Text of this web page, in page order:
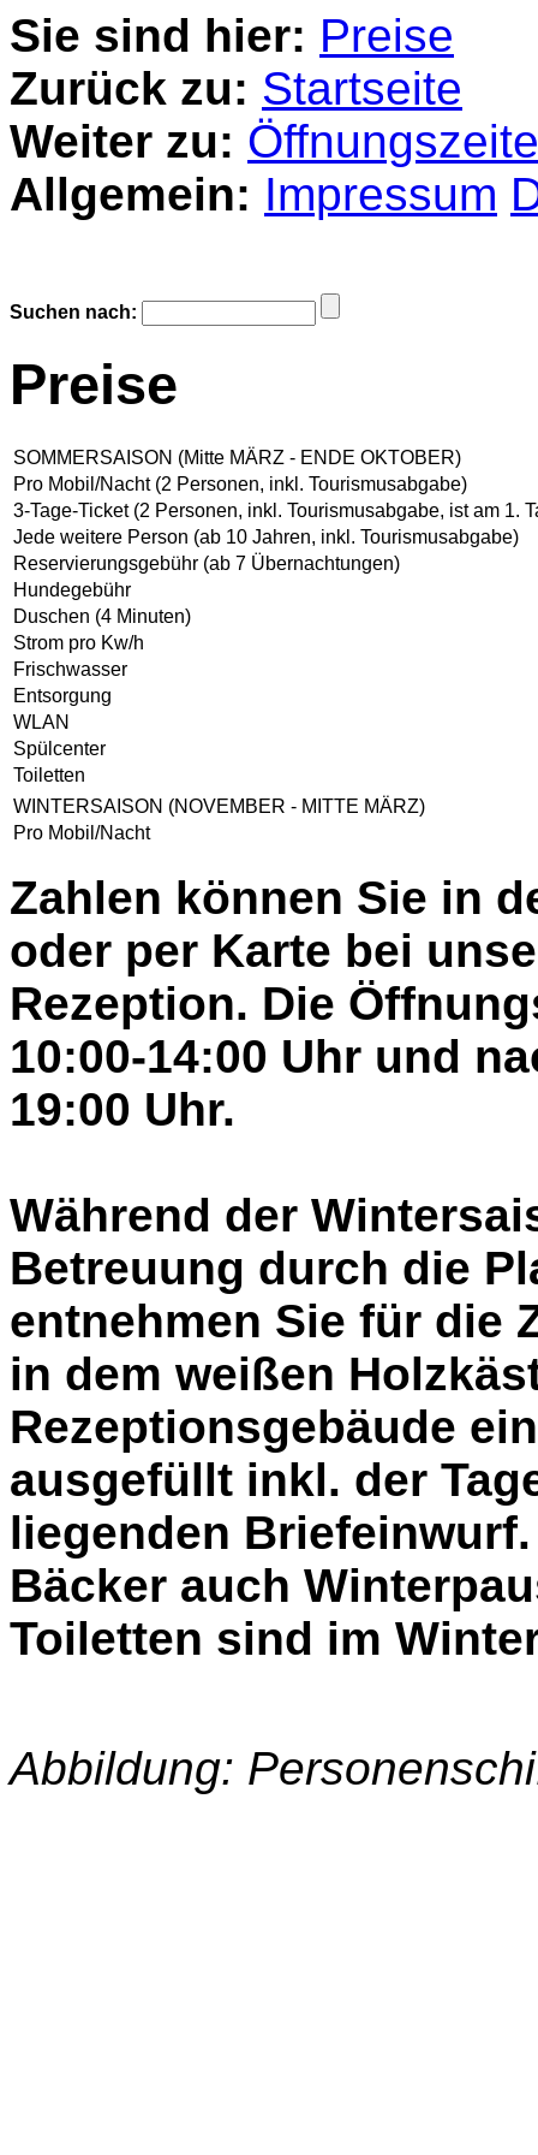
Sie sind hier: Preise
Zurück zu: Startseite
Weiter zu:
Allgemein: Impressum
Suchen nach:
Preise
SOMMERSAISON (Mitte MÄRZ - ENDE OKTOBER)
Pro Mobil/Nacht (2 Personen, inkl. Tourismusabgabe)
3-Tage-Ticket (2 Personen, inkl. Tourismusabgabe, ist am 1.
Jede weitere Person (ab 10 Jahren, inkl. Tourismusabgabe)
Reservierungsgebühr (ab 7 Übernachtungen)
Hundegebühr
Duschen (4 Minuten)
Strom pro Kw/h
Frischwasser
Entsorgung
WLAN
Spülcenter
Toiletten
WINTERSAISON (NOVEMBER - MITTE MÄRZ)
Pro Mobil/Nacht
Zahlen können Sie in
oder per Karte bei
Rezeption. Die
10:00-14:00 Uhr und
19:00 Uhr.
Während der
Betreuung durch die
entnehmen Sie für die
in dem weißen
Rezeptionsgebäude
ausgefüllt inkl. der
liegenden
Bäcker auch
Toiletten sind im
Abbildung: